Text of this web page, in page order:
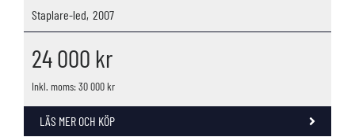
Staplare-led, 2007
24 000 kr
Inkl. moms: 30 000 kr
LÄS MER OCH KÖP